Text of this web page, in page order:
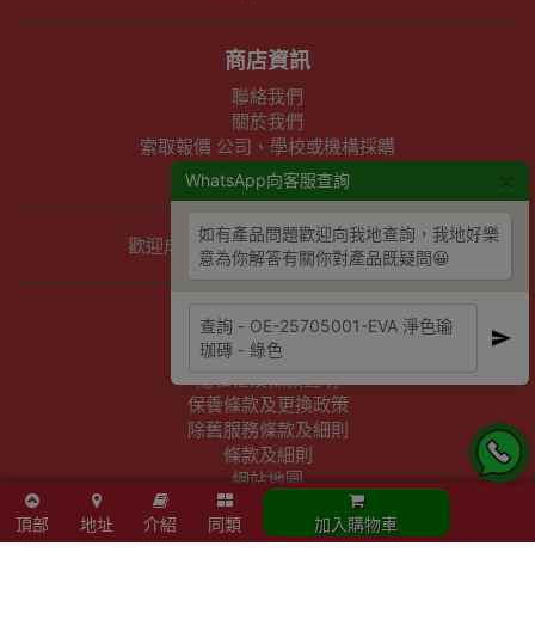
WhatsApp向客服查詢
如有產品問題歡迎向我地查詢，我地好樂
意為你解答有關你對產品既疑問😀
頂部 地址 介紹 同類 加入購物車
商店資訊
聯絡我們
關於我們
索取報價 公司、學校或機構採購
以公司採購卡(P卡)付款
歡迎成為Outlet Express HK供應商
其他資訊
下單須知
隱私權及條款聲明
保養條款及更換政策
除舊服務條款及細則
條款及細則
網站地圖